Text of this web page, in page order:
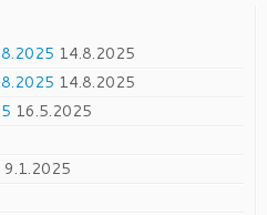
14.8.2025
14.8.2025
16.5.2025
9.1.2025